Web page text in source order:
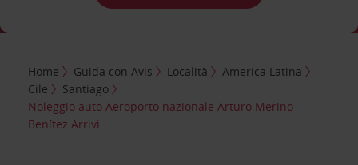
Home Guida con Avis Località
America Latina
Cile
Santiago
Noleggio auto Aeroporto nazionale Arturo Merino
Benítez Arrivi